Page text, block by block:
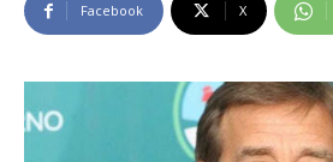
Facebook X